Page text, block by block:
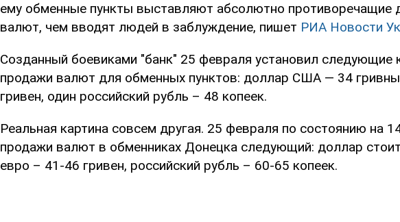
ему обменные пункты выставляют абсолютно противоречащие
валют, чем вводят людей в заблуждение, пишет РИА Новости
Созданный боевиками "банк" 25 февраля установил следующие
продажи валют для обменных пунктов: доллар США — 34
гривен, один российский рубль – 48 копеек.
Реальная картина совсем другая. 25 февраля по состоянию на
продажи валют в обменниках Донецка следующий: доллар
евро – 41-46 гривен, российский рубль – 60-65 копеек.